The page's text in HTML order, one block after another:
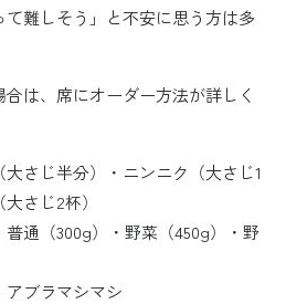
て難しそう」と不安に思う方は多
は、席にオーダー方法が詳しく
さじ半分）・ニンニク（大さじ1
さじ2杯）
普通（300g）・野菜（450g）・野
アブラマシマシ